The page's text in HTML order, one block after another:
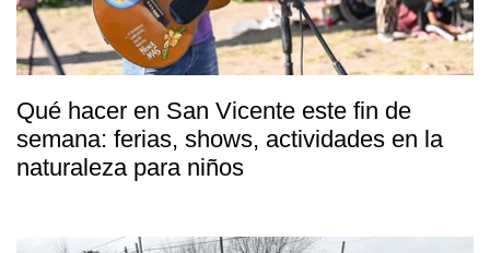
Qué hacer en San Vicente este fin de
semana: ferias, shows, actividades en la
naturaleza para niños